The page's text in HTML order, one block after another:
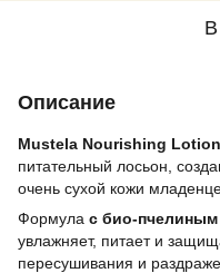
Описание
Mustela Nourishing
питательный лосьон,
очень сухой кожи
Формула с био-пчелиным
увлажняет, питает и
пересушивания и